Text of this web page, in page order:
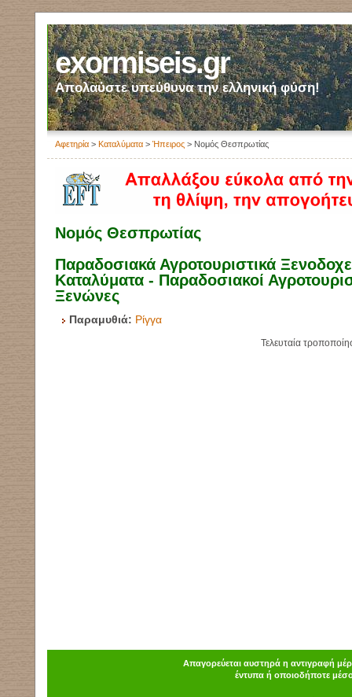
exormiseis.gr
Απολαύστε υπεύθυνα την ελληνική φύση!
Αφετηρία > Καταλύματα > Ήπειρος > Νομός Θεσπρωτίας
Νομός Θεσπρωτίας
Παραδοσιακά Αγροτουριστικά
Καταλύματα - Παραδοσιακοί
Ξενώνες
Παραμυθιά: Ρίγγα
Τελευταία
Απαγορεύεται αυστηρά η αντιγραφή
έντυπα ή οποιοδήποτε